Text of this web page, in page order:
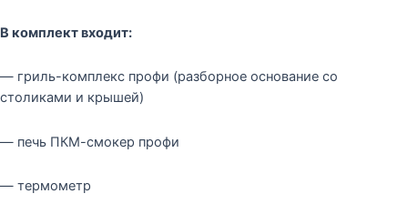
В комплект входит:
— гриль-комплекс профи (разборное основание со
столиками и крышей)
— печь ПКМ-смокер профи
— термометр